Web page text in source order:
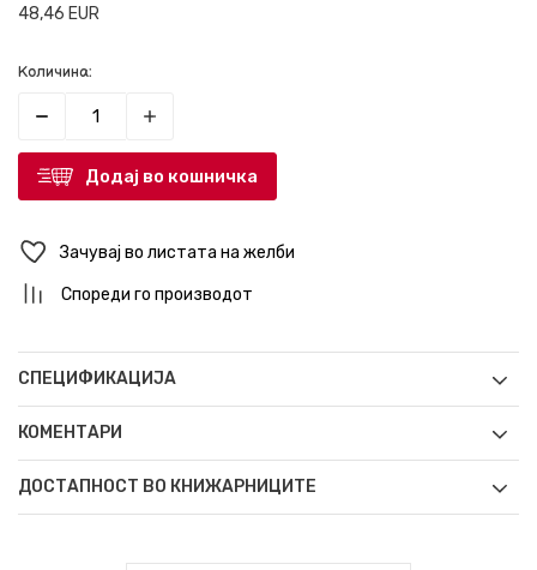
48,46 EUR
Количина:
Додај во кошничка
Зачувај во листата на желби
Спореди го производот
СПЕЦИФИКАЦИЈА
КОМЕНТАРИ
ДОСТАПНОСТ ВО КНИЖАРНИЦИТЕ